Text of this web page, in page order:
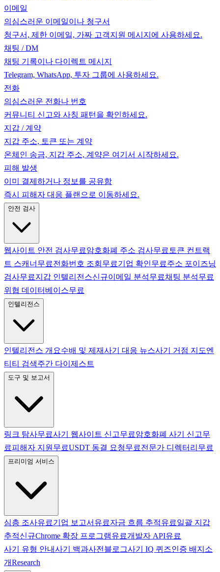
이메일
의심스러운 이메일이나 청구서
청구서, 제한 이메일, 가짜 고객지원 메시지에 사용하세요.
채팅 / DM
채팅 기록이나 다이렉트 메시지
Telegram, WhatsApp, 투자 그룹에 사용하세요.
전화
의심스러운 전화나 번호
커뮤니티 신고와 사칭 패턴을 확인하세요.
지갑 / 계약
지갑 주소, 토큰 또는 계약
온체인 송금, 지갑 주소, 계약은 여기서 시작하세요.
피해 발생
이미 결제하거나 정보를 공유함
즉시 피해자 대응 플랜으로 이동하세요.
안전 검사
웹사이트 안전 검사무료암호화폐 주소 검사무료 토큰 컨트랙
트 스캐너 무료전화번호 조회 무료기업 확인무료주소 포이즈닝
검사무료지갑 인텔리전스신규이메일 분석무료채팅 분석무료
위협 데이터베이스무료
인텔리전스
인텔리전스 개요수배 및 제재사기 대응 뉴스사기 거점 지도엔
티티 검색주간 다이제스트
도구 및 보고서
링크 탐사무료사기 웹사이트 신고무료암호화폐 사기 신고무
료피해자 지원 무료USDT 동결 요청무료전문가 디렉터리 무료
프리미엄 서비스
심층 조사유료기업 보고서 유료자금 흐름 추적유료일괄 지갑
추적신규Chrome 확장 프로그램유료개발자 API유료
사기 유형 안내사기 백과사전 블로그사기 IQ 퀴즈인증 배지 소
개Research